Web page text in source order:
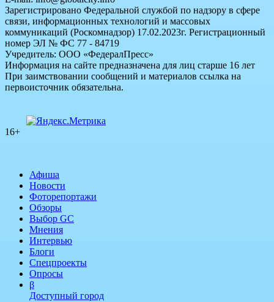
Зарегистрировано Федеральной службой по надзору в сфере
связи, информационных технологий и массовых
коммуникаций (Роскомнадзор) 17.02.2023г. Регистрационный
номер ЭЛ № ФС 77 - 84719
Учредитель: ООО «ФедералПресс»
Информация на сайте предназначена для лиц старше 16 лет
При заимствовании сообщений и материалов ссылка на
первоисточник обязательна.
16+
Афиша
Новости
Фоторепортажи
Обзоры
Выбор GC
Мнения
Интервью
Блоги
Спецпроекты
Опросы
β
Доступный город